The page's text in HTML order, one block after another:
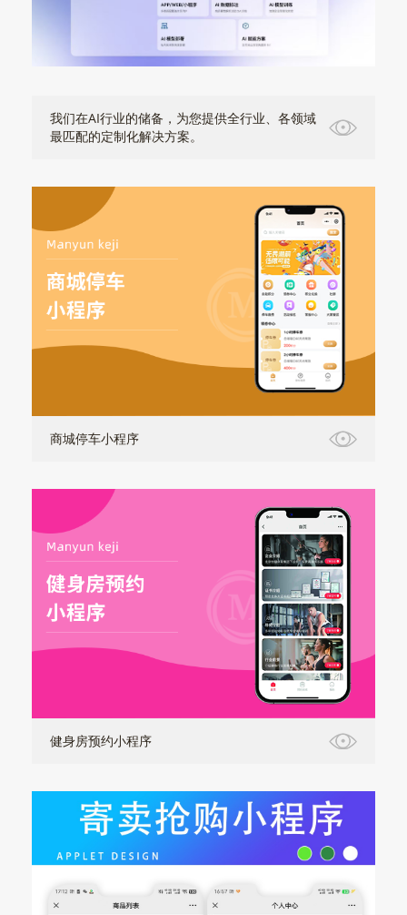
我们在AI行业的储备，为您提供全行业、各领域
最匹配的定制化解决方案。
商城停车小程序
健身房预约小程序